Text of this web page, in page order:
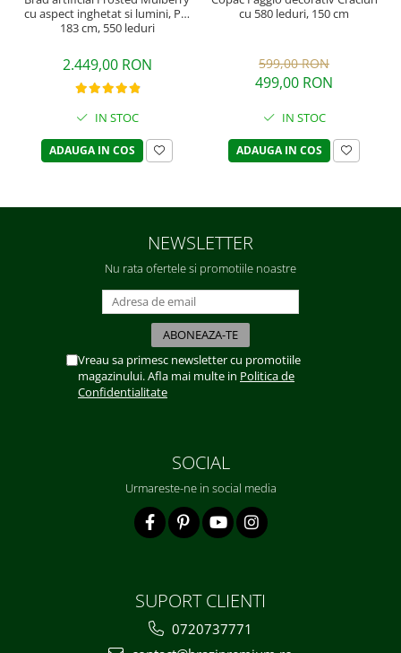
cu aspect inghetat si lumini, PE,
183 cm, 550 leduri
2.449,00 RON
IN STOC
ADAUGA IN COS
cu 580 leduri, 150 cm
599,00 RON
499,00 RON
IN STOC
ADAUGA IN COS
NEWSLETTER
Nu rata ofertele si promotiile noastre
Vreau sa primesc newsletter cu promotiile
magazinului. Afla mai multe in Politica de
Confidentialitate
SOCIAL
Urmareste-ne in social media
SUPORT CLIENTI
0720737771